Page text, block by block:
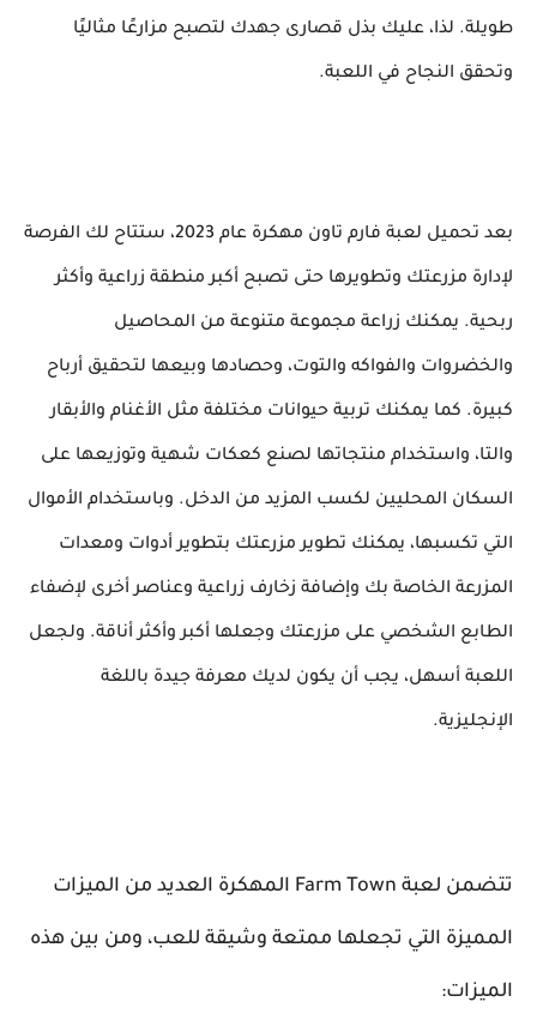
طويلة. لذا، عليك بذل قصارى جهدك لتصبح مزارعًا مثاليًا
وتحقق النجاح في اللعبة.
بعد تحميل لعبة فارم تاون مهكرة عام 2023، ستتاح لك الفرصة
لإدارة مزرعتك وتطويرها حتى تصبح أكبر منطقة زراعية وأكثر
ربحية. يمكنك زراعة مجموعة متنوعة من المحاصيل
والخضروات والفواكه والتوت، وحصادها وبيعها لتحقيق أرباح
كبيرة. كما يمكنك تربية حيوانات مختلفة مثل الأغنام والأبقار
والتا، واستخدام منتجاتها لصنع كعكات شهية وتوزيعها على
السكان المحليين لكسب المزيد من الدخل. وباستخدام الأموال
التي تكسبها، يمكنك تطوير مزرعتك بتطوير أدوات ومعدات
المزرعة الخاصة بك وإضافة زخارف زراعية وعناصر أخرى لإضفاء
الطابع الشخصي على مزرعتك وجعلها أكبر وأكثر أناقة. ولجعل
اللعبة أسهل، يجب أن يكون لديك معرفة جيدة باللغة
الإنجليزية.
تتضمن لعبة Farm Town المهكرة العديد من الميزات
المميزة التي تجعلها ممتعة وشيقة للعب، ومن بين هذه
الميزات: